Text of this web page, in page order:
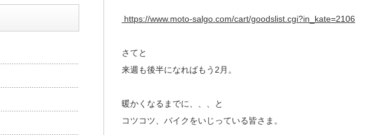
https://www.moto-salgo.com/cart/goodslist.cgi?in_kate=2106
さてと
来週も後半になればもう2月。
暖かくなるまでに、、、と
コツコツ、バイクをいじっている皆さま。